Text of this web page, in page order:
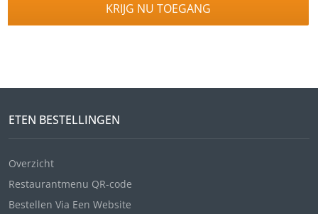
KRIJG NU TOEGANG
ETEN BESTELLINGEN
Overzicht
Restaurantmenu QR-code
Bestellen Via Een Website